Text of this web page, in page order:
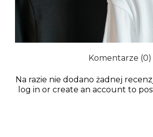
Komentarze (0)
Na razie nie dodano żadnej
log in or create an account to